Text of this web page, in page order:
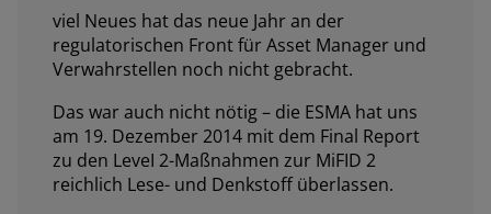
viel Neues hat das neue Jahr an der
regulatorischen Front für Asset Manager und
Verwahrstellen noch nicht gebracht.
Das war auch nicht nötig – die ESMA hat uns
am 19. Dezember 2014 mit dem Final Report
zu den LeveI 2-Maßnahmen zur MiFID 2
reichlich Lese- und Denkstoff überlassen.